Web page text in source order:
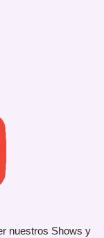
nuestros Shows y